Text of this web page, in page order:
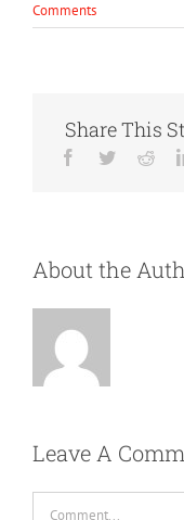
Case di moda
Fotografi di moda
Assistenza
Italiano
Comments
Share This
Facebook
Twitter
About the
Leave A
Comment